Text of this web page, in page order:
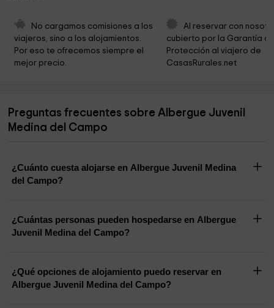
Caritas
Centro San Vicente Ferrer
Ermita de Nuestra Señora del Amparo 0,3 km
Iglesia De San Miguel Arcángel 0,4 km
Santa María Magdalena Agustinas
No cargamos comisiones a los
viajeros, sino a los alojamientos.
Por eso te ofrecemos siempre el
mejor precio.
Al reservar con
cubierto por la Garantía
Protección al viajero de
CasasRurales.net
Preguntas frecuentes sobre Albergue Juvenil
Medina del Campo
¿Cuánto cuesta alojarse en Albergue Juvenil Medina
del Campo?
¿Cuántas personas pueden hospedarse en Albergue
Juvenil Medina del Campo?
¿Qué opciones de alojamiento puedo reservar en
Albergue Juvenil Medina del Campo?